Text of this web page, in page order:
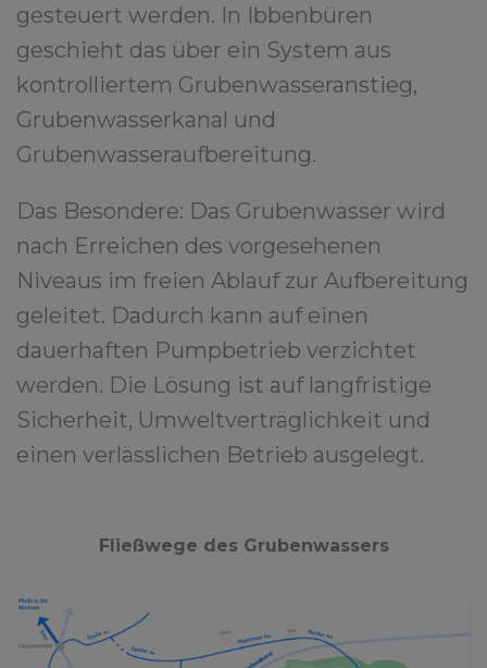
gesteuert werden. In Ibbenbüren
geschieht das über ein System aus
kontrolliertem Grubenwasseranstieg,
Grubenwasserkanal und
Grubenwasseraufbereitung.
Das Besondere: Das Grubenwasser wird
nach Erreichen des vorgesehenen
Niveaus im freien Ablauf zur Aufbereitung
geleitet. Dadurch kann auf einen
dauerhaften Pumpbetrieb verzichtet
werden. Die Lösung ist auf langfristige
Sicherheit, Umweltverträglichkeit und
einen verlässlichen Betrieb ausgelegt.
Fließwege des Grubenwassers